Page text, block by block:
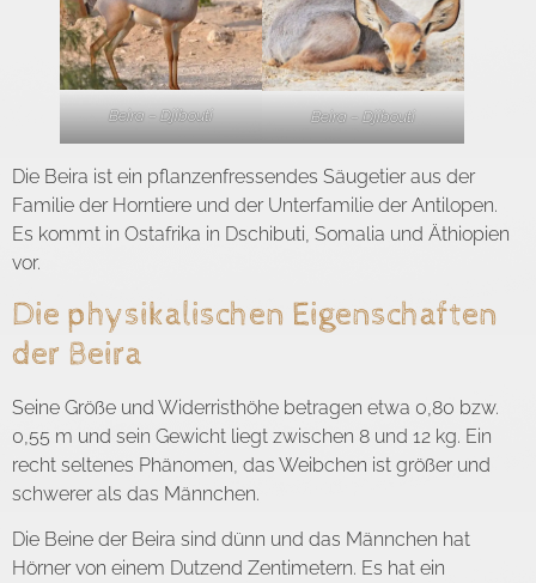
Beira – Djibouti Beira – Djibouti
Die Beira ist ein pflanzenfressendes Säugetier aus der
Familie der Horntiere und der Unterfamilie der Antilopen.
Es kommt in Ostafrika in Dschibuti, Somalia und Äthiopien
vor.
Die physikalischen Eigenschaften
der Beira
Seine Größe und Widerristhöhe betragen etwa 0,80 bzw.
0,55 m und sein Gewicht liegt zwischen 8 und 12 kg. Ein
recht seltenes Phänomen, das Weibchen ist größer und
schwerer als das Männchen.
Die Beine der Beira sind dünn und das Männchen hat
Hörner von einem Dutzend Zentimetern. Es hat ein